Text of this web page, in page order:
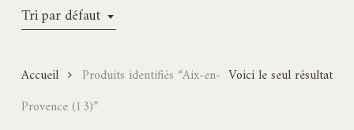
Tri par défaut
Voici le seul résultat
Accueil
Produits identifiés “Aix-en-
Provence (13)”